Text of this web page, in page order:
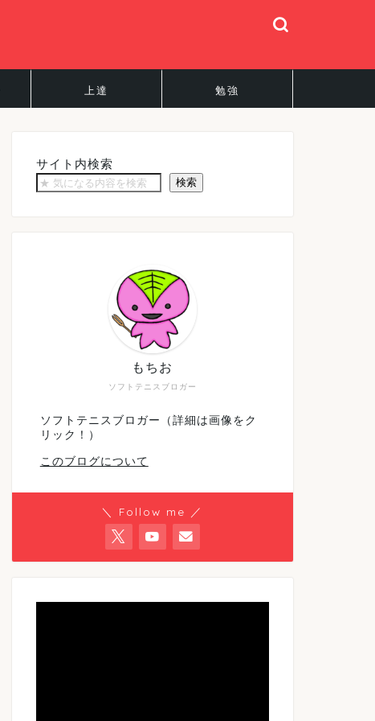
上達 勉強
サイト内検索
検索
ソフトテニスブロガー
もちお
ソフトテニスブロガー（詳細は画像をク
リック！）
このブログについて
＼ Follow me ／